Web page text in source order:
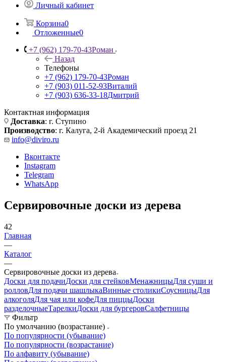
Личный кабинет
Корзина0
Отложенные0
+7 (962) 179-70-43Роман
Назад
Телефоны
+7 (962) 179-70-43Роман
+7 (903) 011-52-93Виталий
+7 (903) 636-33-18Дмитрий
Контактная информация
Доставка: г. Ступино
Производство: г. Калуга, 2-й Академический проезд 21
info@diviro.ru
Вконтакте
Instagram
Telegram
WhatsApp
Сервировочные доски из дерева
42
Главная
—
Каталог
—
Сервировочные доски из дерева
Доски для подачиДоски для стейковМенажницыДля суши и
ролловДля подачи шашлыкаВинные столикиСоусницыДля
алкоголяДля чая или кофеДля пиццыДоски
разделочныеТарелкиДоски для бургеровСалфетницы
Фильтр
По умолчанию (возрастание)
По популярности (убывание)
По популярности (возрастание)
По алфавиту (убывание)